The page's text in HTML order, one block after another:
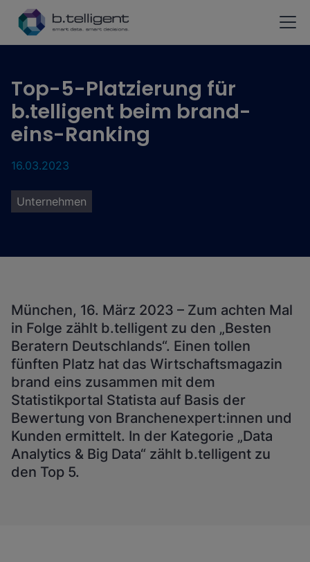
Zum Hauptinhalt springen
Top-5-Platzierung für
b.telligent beim brand-
eins-Ranking
16.03.2023
Unternehmen
München, 16. März 2023 – Zum achten Mal
in Folge zählt b.telligent zu den „Besten
Beratern Deutschlands“. Einen tollen
fünften Platz hat das Wirtschaftsmagazin
brand eins zusammen mit dem
Statistikportal Statista auf Basis der
Bewertung von Branchenexpert:innen und
Kunden ermittelt. In der Kategorie „Data
Analytics & Big Data“ zählt b.telligent zu
den Top 5.